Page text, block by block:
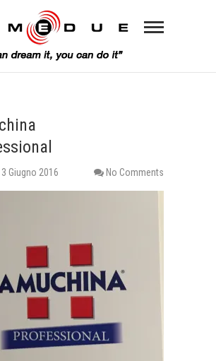
3 Giugno 2016 No Comments